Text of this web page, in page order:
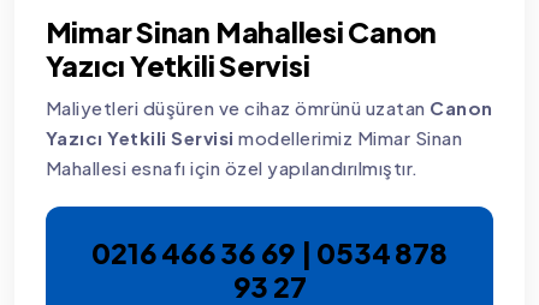
Mimar Sinan Mahallesi Canon
Yazıcı Yetkili Servisi
Maliyetleri düşüren ve cihaz ömrünü uzatan Canon
Yazıcı Yetkili Servisi modellerimiz Mimar Sinan
Mahallesi esnafı için özel yapılandırılmıştır.
0216 466 36 69 | 0534 878
93 27